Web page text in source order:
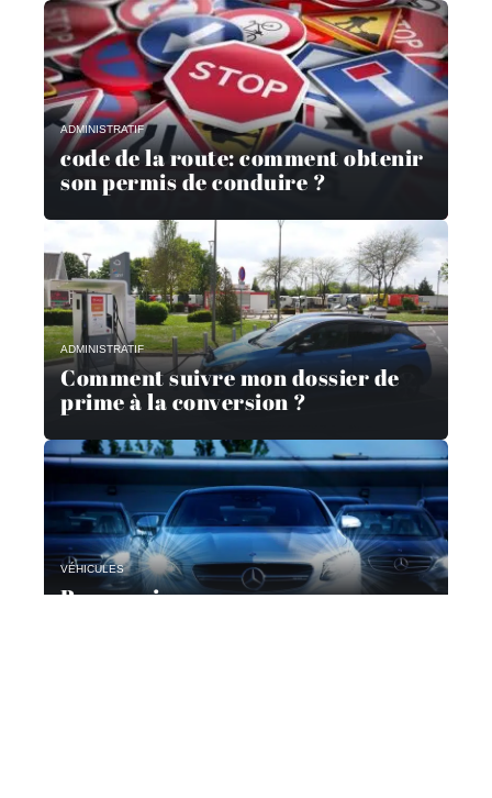
ADMINISTRATIF
code de la route: comment obtenir
son permis de conduire ?
ADMINISTRATIF
Comment suivre mon dossier de
prime à la conversion ?
VÉHICULES
Pourquoi passer par un